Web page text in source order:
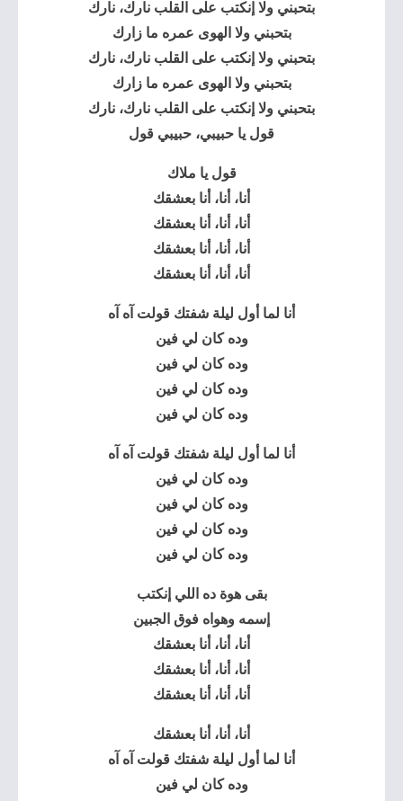
بتحبني ولا إنكتب على القلب نارك، نارك
بتحبني ولا الهوى عمره ما زارك
بتحبني ولا إنكتب على القلب نارك، نارك
بتحبني ولا الهوى عمره ما زارك
بتحبني ولا إنكتب على القلب نارك، نارك
قول يا حبيبي، حبيبي قول
قول يا ملاك
أنا، أنا، أنا بعشقك
أنا، أنا، أنا بعشقك
أنا، أنا، أنا بعشقك
أنا، أنا، أنا بعشقك
أنا لما أول ليلة شفتك قولت آه آه
وده كان لي فين
وده كان لي فين
وده كان لي فين
وده كان لي فين
أنا لما أول ليلة شفتك قولت آه آه
وده كان لي فين
وده كان لي فين
وده كان لي فين
وده كان لي فين
بقى هوة ده اللي إنكتب
إسمه وهواه فوق الجبين
أنا، أنا، أنا بعشقك
أنا، أنا، أنا بعشقك
أنا، أنا، أنا بعشقك
أنا، أنا، أنا بعشقك
أنا لما أول ليلة شفتك قولت آه آه
وده كان لي فين